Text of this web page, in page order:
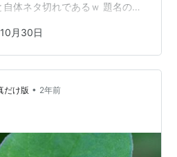
体ネタ切れであるｗ 題名の秋
Twilight)から。 ドラゴン
ーパーバックスだが 学生のこ
トレーシー・ヒックマンの小
陸」の世界観が好きだった。
10月30日
だけ版 • 2年前